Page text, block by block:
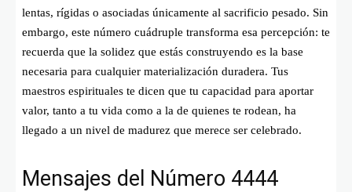
lentas, rígidas o asociadas únicamente al sacrificio pesado. Sin
embargo, este número cuádruple transforma esa percepción: te
recuerda que la solidez que estás construyendo es la base
necesaria para cualquier materialización duradera. Tus
maestros espirituales te dicen que tu capacidad para aportar
valor, tanto a tu vida como a la de quienes te rodean, ha
llegado a un nivel de madurez que merece ser celebrado.
Mensajes del Número 4444